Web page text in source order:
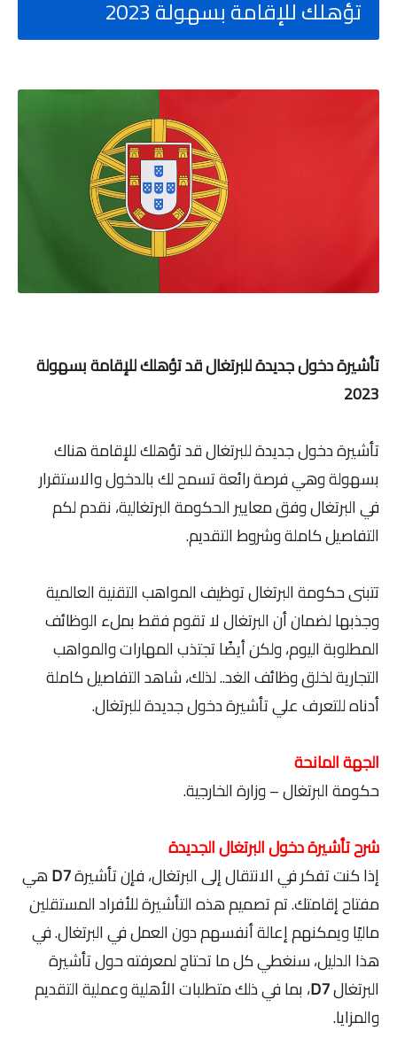
تؤهلك للإقامة بسهولة 2023
تأشيرة دخول جديدة للبرتغال قد تؤهلك للإقامة بسهولة
2023
تأشيرة دخول جديدة للبرتغال قد تؤهلك للإقامة هناك
بسهولة وهي فرصة رائعة تسمح لك بالدخول والاستقرار
في البرتغال وفق معايير الحكومة البرتغالية، نقدم لكم
التفاصيل كاملة وشروط التقديم.
تتبنى حكومة البرتغال توظيف المواهب التقنية العالمية
وجذبها لضمان أن البرتغال لا تقوم فقط بملء الوظائف
المطلوبة اليوم، ولكن أيضًا تجتذب المهارات والمواهب
التجارية لخلق وظائف الغد.. لذلك، شاهد التفاصيل كاملة
أدناه للتعرف علي تأشيرة دخول جديدة للبرتغال.
الجهة المانحة
حكومة البرتغال – وزارة الخارجية.
شرح تأشيرة دخول البرتغال الجديدة
إذا كنت تفكر في الانتقال إلى البرتغال، فإن تأشيرةD7هي
مفتاح إقامتك. تم تصميم هذه التأشيرة للأفراد المستقلين
ماليًا ويمكنهم إعالة أنفسهم دون العمل في البرتغال. في
هذا الدليل، سنغطي كل ما تحتاج لمعرفته حول تأشيرة
البرتغالD7، بما في ذلك متطلبات الأهلية وعملية التقديم
والمزايا.